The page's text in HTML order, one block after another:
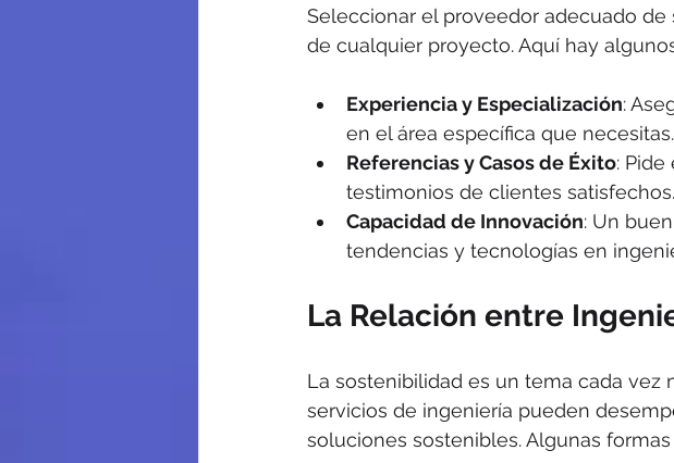
Seleccionar el proveedor adecuado
de cualquier proyecto. Aquí hay
Experiencia y Especialización:
en el área específica que necesitas.
Referencias y Casos de Éxito:
testimonios de clientes satisfechos.
Capacidad de Innovación: Un
tendencias y tecnologías en
La Relación entre
La sostenibilidad es un tema cada vez
servicios de ingeniería pueden
soluciones sostenibles. Algunas